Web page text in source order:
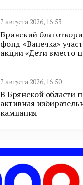
7 августа 2026, 16:53
Брянский
фонд «Ванечка»
акции «Дети вместо
7 августа 2026, 16:50
В Брянской области
активная
кампания